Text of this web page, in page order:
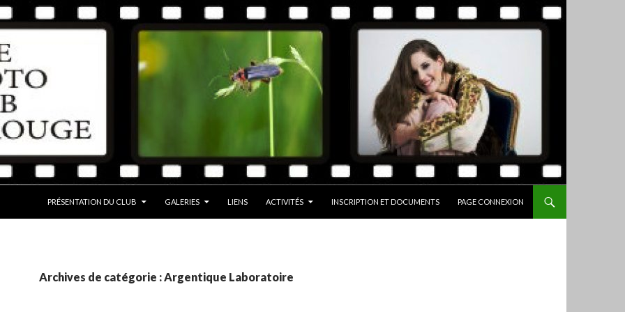
PRÉSENTATION DU CLUB
GALERIES LIENS ACTIVITÉS INSCRIPTION ET DOCUMENTS PAGE CONNEXION
Archives de catégorie : Argentique Laboratoire